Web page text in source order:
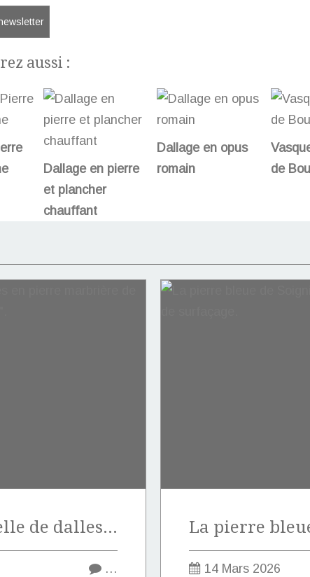
aussi :
Dallage en pierre
et plancher
chauffant
Dallage en opus
romain
de
Vente exceptionnelle de dalles en pierre marbrière de Marquise de type "Notre-Dame".
… 14 Mars 2026